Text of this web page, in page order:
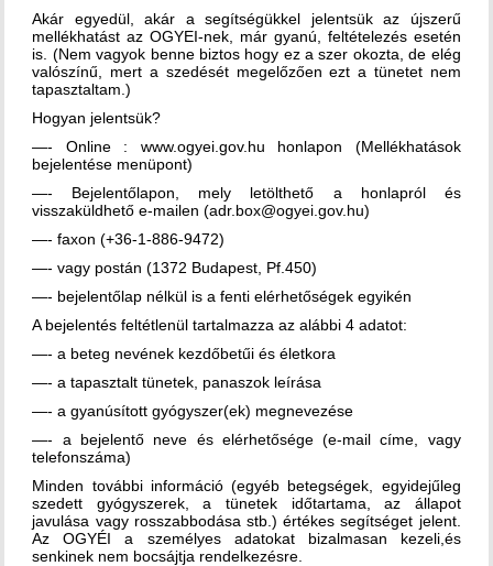
Akár egyedül, akár a segítségükkel jelentsük az újszerű
mellékhatást az OGYEI-nek, már gyanú, feltételezés esetén
is. (Nem vagyok benne biztos hogy ez a szer okozta, de elég
valószínű, mert a szedését megelőzően ezt a tünetet nem
tapasztaltam.)
Hogyan jelentsük?
—- Online : www.ogyei.gov.hu honlapon (Mellékhatások
bejelentése menüpont)
—- Bejelentőlapon, mely letölthető a honlapról és
visszaküldhető e-mailen (adr.box@ogyei.gov.hu)
—- faxon (+36-1-886-9472)
—- vagy postán (1372 Budapest, Pf.450)
—- bejelentőlap nélkül is a fenti elérhetőségek egyikén
A bejelentés feltétlenül tartalmazza az alábbi 4 adatot:
—- a beteg nevének kezdőbetűi és életkora
—- a tapasztalt tünetek, panaszok leírása
—- a gyanúsított gyógyszer(ek) megnevezése
—- a bejelentő neve és elérhetősége (e-mail címe, vagy
telefonszáma)
Minden további információ (egyéb betegségek, egyidejűleg
szedett gyógyszerek, a tünetek időtartama, az állapot
javulása vagy rosszabbodása stb.) értékes segítséget jelent.
Az OGYÉI a személyes adatokat bizalmasan kezeli,és
senkinek nem bocsájtja rendelkezésre.